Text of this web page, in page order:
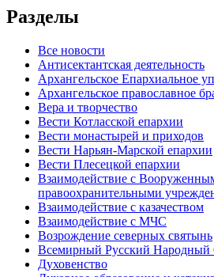
Разделы
Все новости
Антисектантская деятельность
Архангельское Епархиальное
Архангельское православное
Вера и творчество
Вести Котласской епархии
Вести монастырей и приходов
Вести Нарьян-Марской епархии
Вести Плесецкой епархии
Взаимодействие с
правоохранительными
Взаимодействие с казачеством
Взаимодействие с МЧС
Возрождение северных святынь
Всемирный Русский Народный
Духовенство